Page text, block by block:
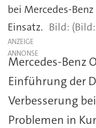
bei Mercedes-
Einsatz.
ANZEIGE
Mercedes-Benz
Einführung der
Verbesserung
Problemen in